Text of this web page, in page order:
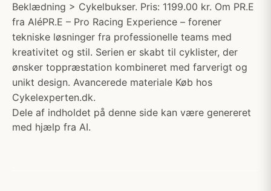
Beklædning > Cykelbukser. Pris: 1199.00 kr. Om PR.E
fra AléPR.E – Pro Racing Experience – forener
tekniske løsninger fra professionelle teams med
kreativitet og stil. Serien er skabt til cyklister, der
ønsker toppræstation kombineret med farverigt og
unikt design. Avancerede materiale Køb hos
Cykelexperten.dk.
Dele af indholdet på denne side kan være genereret
med hjælp fra AI.